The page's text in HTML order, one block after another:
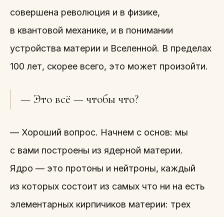
совершена революция и в физике,
в квантовой механике, и в понимании
устройства материи и Вселенной. В пределах
100 лет, скорее всего, это может произойти.
— Это всё — чтобы что?
— Хороший вопрос. Начнем с основ: мы
с вами построены из ядерной материи.
Ядро — это протоны и нейтроны, каждый
из которых состоит из самых что ни на есть
элементарных кирпичиков материи: трех